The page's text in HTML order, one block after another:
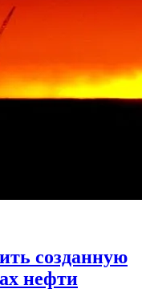
созданную
нефти